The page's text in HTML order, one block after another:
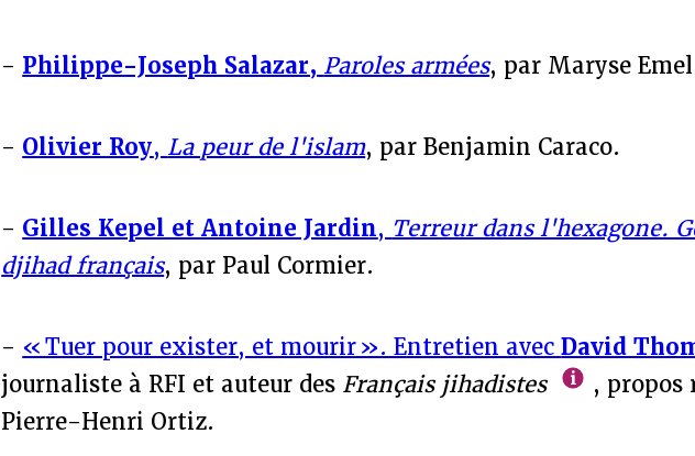
- Philippe-Joseph Salazar, Paroles armées, par Maryse
- Olivier Roy, La peur de l'islam, par Benjamin Caraco.
- Gilles Kepel et Antoine Jardin, Terreur dans l'hexagone.
djihad français, par Paul Cormier.
- « Tuer pour exister, et mourir ». Entretien avecDavid
journaliste à RFI et auteur des Français jihadistes
, propos
Pierre-Henri Ortiz.